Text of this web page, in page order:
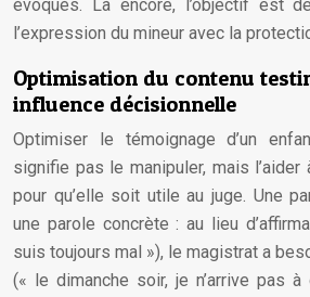
évoqués. Là encore, l’objectif est
l’expression du mineur avec la
Optimisation du contenu
influence décisionnelle
Optimiser le témoignage d’un
signifie pas le manipuler, mais
pour qu’elle soit utile au juge. Une
une parole concrète : au lieu
suis toujours mal »), le magistrat a
(« le dimanche soir, je n’arrive pas